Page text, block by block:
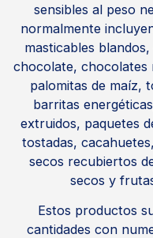
sensibles al peso
normalmente
masticables
chocolate, chocolates
palomitas de maíz,
barritas
extruidos, paquetes
tostadas,
secos recubiertos
secos y
Estos productos
cantidades con